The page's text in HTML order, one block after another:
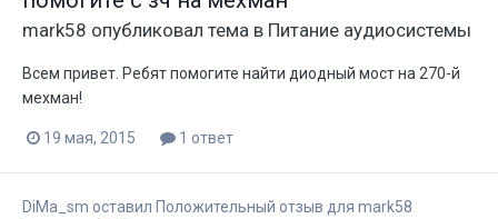
mark58 опубликовал тема в Питание аудиосистемы
Всем привет. Ребят помогите найти диодный мост на 270-й
мехман!
19 мая, 2015 1 ответ
DiMa_sm оставил Положительный отзыв для mark58